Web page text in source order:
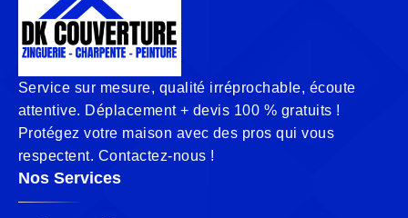
Service sur mesure, qualité irréprochable, écoute
attentive. Déplacement + devis 100 % gratuits !
Protégez votre maison avec des pros qui vous
respectent. Contactez-nous !
Nos Services